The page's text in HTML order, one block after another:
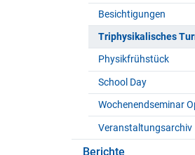
Besichtigungen
Triphysikalisches
Physikfrühstück
School Day
Wochenendseminar
Veranstaltungsarchiv
Berichte